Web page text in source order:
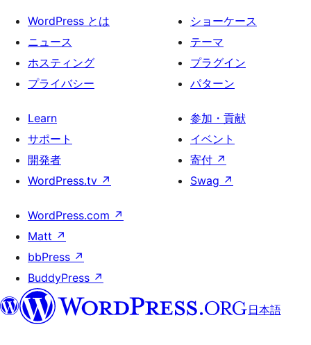
WordPress とは
ニュース
ホスティング
プライバシー
ショーケース
テーマ
プラグイン
パターン
Learn
サポート
開発者
WordPress.tv ↗
参加・貢献
イベント
寄付 ↗
Swag ↗
WordPress.com ↗
Matt ↗
bbPress ↗
BuddyPress ↗
日本語